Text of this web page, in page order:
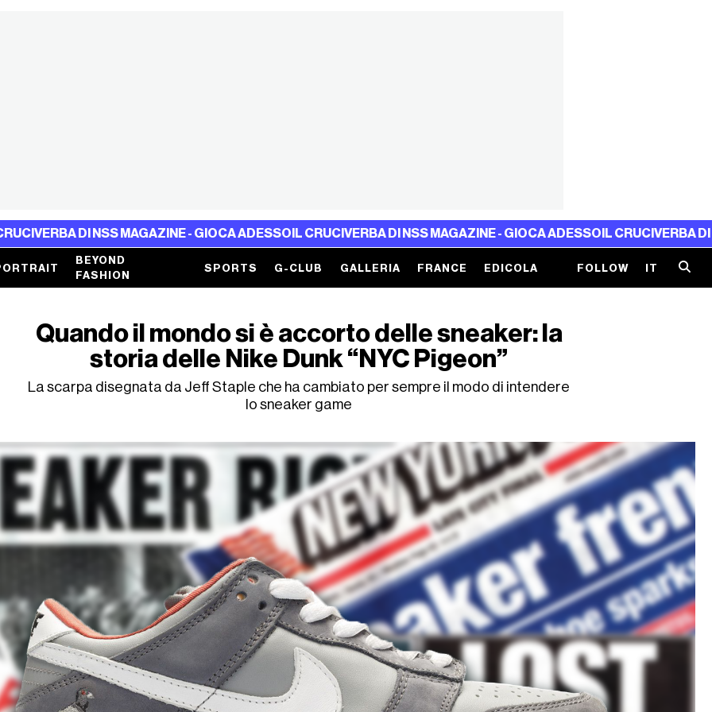
DI NSS MAGAZINE - GIOCA ADESSOIL CRUCIVERBA DI NSS MAGAZINE - GIOCA ADESSOIL CRUCIVERBA DI NSS
BEYOND
FASHION
SPORTS G-CLUB GALLERIA FRANCE EDICOLA FOLLOW IT
Quando il mondo si è accorto delle sneaker: la
storia delle Nike Dunk “NYC Pigeon”
La scarpa disegnata da Jeff Staple che ha cambiato per sempre il modo di intendere
lo sneaker game